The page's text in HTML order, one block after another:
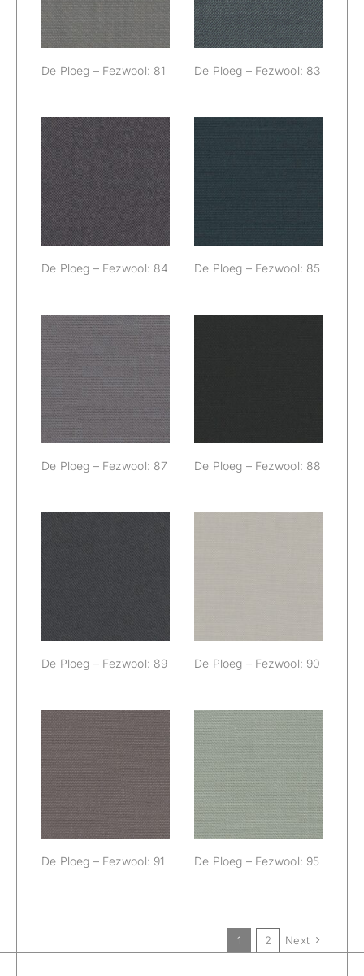
De Ploeg – Fezwool: 81 De Ploeg – Fezwool: 83
De Ploeg –
Fezwool: 84
De Ploeg – Fezwool: 84 De Ploeg – Fezwool: 85
De Ploeg –
Fezwool: 87
De Ploeg – Fezwool: 87 De Ploeg – Fezwool: 88
De Ploeg –
Fezwool: 89
De Ploeg – Fezwool: 89 De Ploeg – Fezwool: 90
De Ploeg –
Fezwool: 91
De Ploeg – Fezwool: 91
De Ploeg –
Fezwool: 95
De Ploeg – Fezwool: 95
1 2 Next